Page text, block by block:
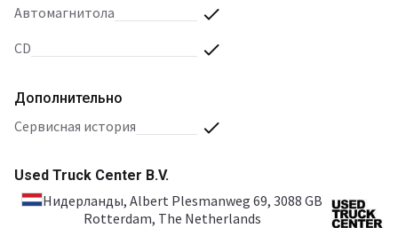
автомагнитола
CD
Дополнительно
сервисная история
Used Truck Center B.V.
Нидерланды, Albert Plesmanweg 69, 3088 GB
Rotterdam, The Netherlands